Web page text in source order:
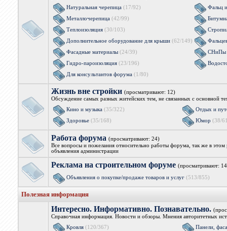
Натуральная черепица(17/92)
Фальц
Металлочерепица(42/99)
Теплоизоляция(30/103)
Дополнительное оборудование для крыши(62/149)
Фасадные материалы(24/39)
СНиПы
Гидро-пароизоляция(23/196)
Для консультантов форума(1/80)
Жизнь вне стройки (просматривают: 12)
Обсуждение самых разных житейских тем, не связанных с основной
Кино и музыка(35/322)
Отдых и
Здоровье(35/168) Юмор (38/
Работа форума (просматривают: 24)
Все вопросы и пожелания относительно работы форума, так же в этом
объявления администрации
Реклама на строительном форуме (просматривают:
Объявления о покупке/продаже товаров и услуг(513/855)
Полезная информация
Интересно. Информативно. Познавательно.
Справочная информация. Новости и обзоры. Мнения авторитетных
Кровля(120/367)
Панели,